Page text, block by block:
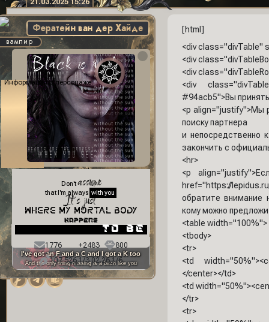
21.03.2025 15:26
Фератейн ван дер Хайде
вампир
Информация о персонаже:
Фон профиля:
I've got an F and a C and I got a K too
And the only thing missing is a bitch like you
Don'tassume
that I'm always with you
It's just
where my mortal body
happens
to be
1776 +2483
800
107 526,1/3 02.26,1/6
[html]
<div class="divTable"
<div
<div
<div
#94acb5">Вы
<p align="justify">Мы
поиску партнера
и непосредственно
закончить с
<hr>
<p
href="https://
обратите внимание
кому можно
<table width="100%">
<tbody>
<tr>
<td
</center></td>
<td
</tr>
<tr>